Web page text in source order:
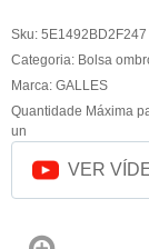
Sku: 5E1492BD2F247
Categoria: Bolsa
Marca: GALLES
Quantidade Máxima
un
VER